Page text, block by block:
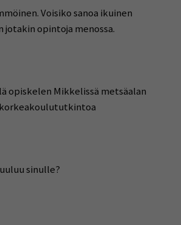
Voisiko sanoa ikuinen
jotakin opintoja menossa.
opiskelen Mikkelissä metsäalan
sinulle?